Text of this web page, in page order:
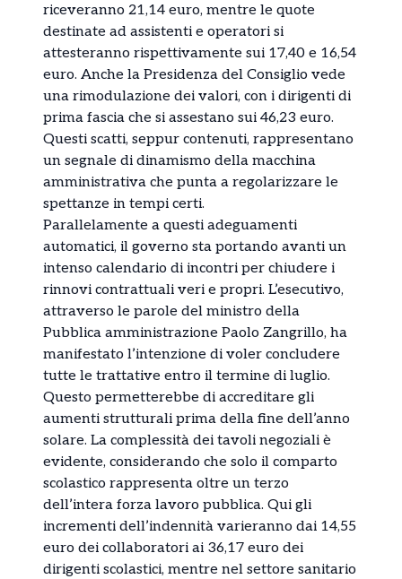
riceveranno 21,14 euro, mentre le quote
destinate ad assistenti e operatori si
attesteranno rispettivamente sui 17,40 e 16,54
euro. Anche la Presidenza del Consiglio vede
una rimodulazione dei valori, con i dirigenti di
prima fascia che si assestano sui 46,23 euro.
Questi scatti, seppur contenuti, rappresentano
un segnale di dinamismo della macchina
amministrativa che punta a regolarizzare le
spettanze in tempi certi.
Parallelamente a questi adeguamenti
automatici, il governo sta portando avanti un
intenso calendario di incontri per chiudere i
rinnovi contrattuali veri e propri. L’esecutivo,
attraverso le parole del ministro della
Pubblica amministrazione Paolo Zangrillo, ha
manifestato l’intenzione di voler concludere
tutte le trattative entro il termine di luglio.
Questo permetterebbe di accreditare gli
aumenti strutturali prima della fine dell’anno
solare. La complessità dei tavoli negoziali è
evidente, considerando che solo il comparto
scolastico rappresenta oltre un terzo
dell’intera forza lavoro pubblica. Qui gli
incrementi dell’indennità varieranno dai 14,55
euro dei collaboratori ai 36,17 euro dei
dirigenti scolastici, mentre nel settore sanitario